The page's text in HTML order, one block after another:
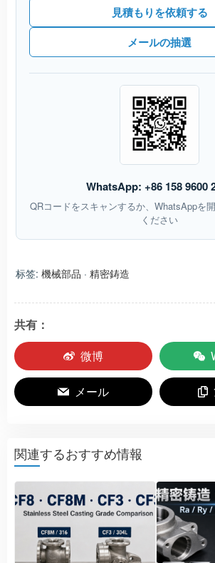
見積もりを依頼する
メールの抽選
WhatsApp: +86 158 9600
QRコードをスキャンするか、WhatsAppを
ください
标签: 機械部品 · 精密鋳造
共有：
微博
メール
関連するおすすめ情報